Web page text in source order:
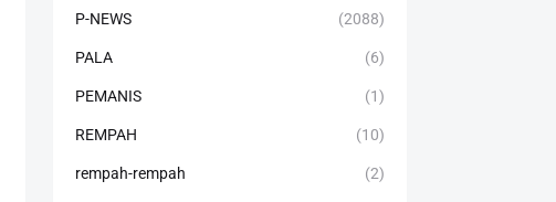
P-NEWS (2088)
PALA (6)
PEMANIS (1)
REMPAH (10)
rempah-rempah (2)